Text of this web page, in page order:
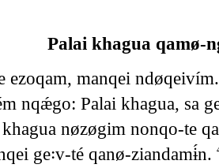
Palai khagua qamø-
ezoqam, manqei
nqǽgo: Palai khagua, sa
nøzøgim nonqo-te
ge꞉v-té qanø-ziandamɨ́n.